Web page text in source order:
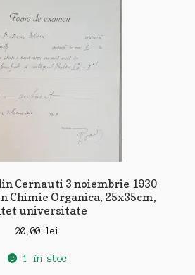
Cernauti 3 noiembrie 1930
Chimie Organica, 25x35cm,
universitate
20,00 lei
1 în stoc